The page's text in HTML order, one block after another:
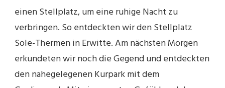
einen Stellplatz, um eine ruhige Nacht zu
verbringen. So entdeckten wir den Stellplatz
Sole-Thermen in Erwitte. Am nächsten Morgen
erkundeten wir noch die Gegend und entdeckten
den nahegelegenen Kurpark mit dem